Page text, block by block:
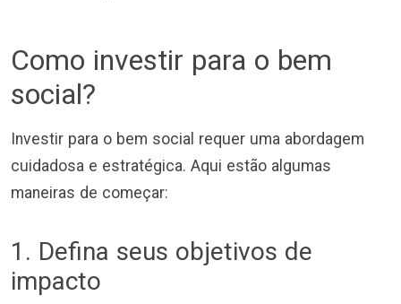
Como investir para o bem
social?
Investir para o bem social requer uma abordagem
cuidadosa e estratégica. Aqui estão algumas
maneiras de começar:
1. Defina seus objetivos de
impacto